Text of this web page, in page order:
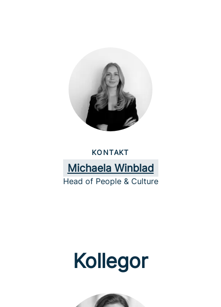
KONTAKT
Michaela Winblad
Head of People & Culture
Kollegor